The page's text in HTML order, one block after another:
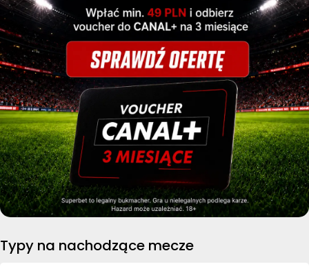
Typy na nachodzące mecze